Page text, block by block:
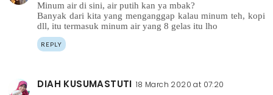
Minum air di sini, air putih kan ya mbak?
Banyak dari kita yang menganggap kalau minum teh, kopi
dll, itu termasuk minum air yang 8 gelas itu lho
REPLY
DIAH KUSUMASTUTI 18 March 2020 at 07:20